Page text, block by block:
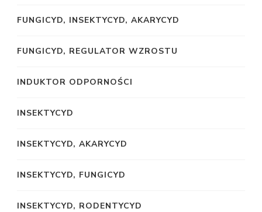
FUNGICYD, INSEKTYCYD, AKARYCYD
FUNGICYD, REGULATOR WZROSTU
INDUKTOR ODPORNOŚCI
INSEKTYCYD
INSEKTYCYD, AKARYCYD
INSEKTYCYD, FUNGICYD
INSEKTYCYD, RODENTYCYD